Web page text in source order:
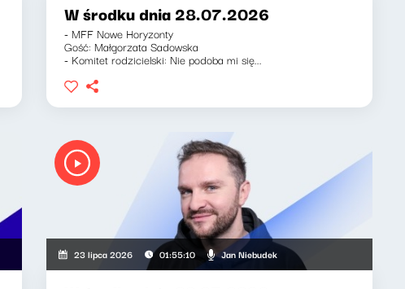
W środku dnia 28.07.2026
- MFF Nowe Horyzonty
Gość: Małgorzata Sadowska
- Komitet rodzicielski: Nie podoba mi się...
23 lipca 2026 01:55:10 Jan Niebudek